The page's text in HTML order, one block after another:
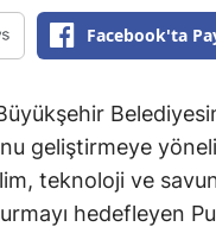
Facebook'ta
geliştirmeye
teknoloji ve
hedefleyen